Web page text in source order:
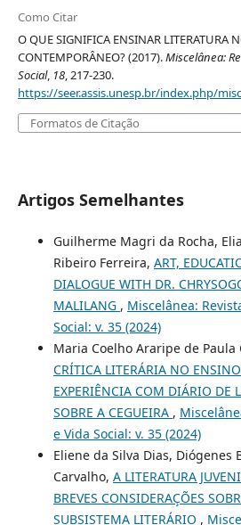
Como Citar
O QUE SIGNIFICA ENSINAR LITERATURA
CONTEMPORÂNEO? (2017).Miscelânea:
Social, 18, 217-230.
https://seer.assis.unesp.br/index.php/
Formatos de Citação
Artigos Semelhantes
Guilherme Magri da Rocha,
Ribeiro Ferreira, ART,
DIALOGUE WITH DR.
MALILANG , Miscelânea:
Social: v. 35 (2024)
Maria Coelho Araripe de Paula
CRÍTICA LITERÁRIA NO
EXPERIÊNCIA COM DIÁRIO DE
SOBRE A CEGUEIRA ,
e Vida Social: v. 35 (2024)
Eliene da Silva Dias, Diógenes
Carvalho, A LITERATURA
BREVES CONSIDERAÇÕES
SUBSISTEMA LITERÁRIO ,